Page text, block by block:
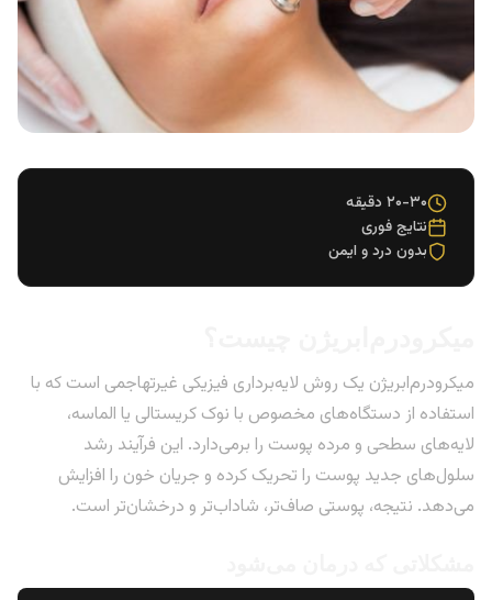
۲۰-۳۰ دقیقه
نتایج فوری
بدون درد و ایمن
میکرودرم‌ابریژن یک روش لایه‌برداری فیزیکی غیرتهاجمی است که با
استفاده از دستگاه‌های مخصوص با نوک کریستالی یا الماسه،
لایه‌های سطحی و مرده پوست را برمی‌دارد. این فرآیند رشد
سلول‌های جدید پوست را تحریک کرده و جریان خون را افزایش
می‌دهد. نتیجه، پوستی صاف‌تر، شاداب‌تر و درخشان‌تر است.